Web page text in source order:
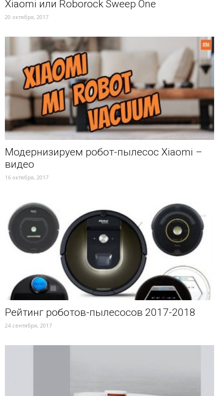
Xiaomi или Roborock Sweep One
20 октября, 2017
Модернизируем робот-пылесос Xiaomi –
видео
16 октября, 2017
Рейтинг роботов-пылесосов 2017-2018
24 сентября, 2017